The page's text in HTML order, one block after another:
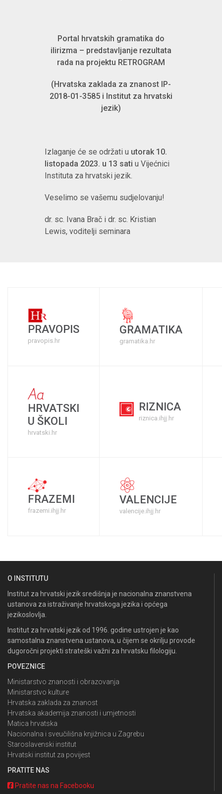
Portal hrvatskih gramatika do
ilirizma – predstavljanje rezultata
rada na projektu RETROGRAM
(Hrvatska zaklada za znanost IP-
2018-01-3585 i Institut za hrvatski
jezik)
Izlaganje će se održati u utorak 10.
listopada 2023. u 13 sati u Vijećnici
Instituta za hrvatski jezik.
Veselimo se vašemu sudjelovanju!
dr. sc. Ivana Brač i dr. sc. Kristian
Lewis, voditelji seminara
PRAVOPIS
pravopis.hr
GRAMATIKA
gramatika.hr
HRVATSKI
U ŠKOLI
hrvatski.hr
RIZNICA
riznica.ihjj.hr
FRAZEMI
frazemi.ihjj.hr
VALENCIJE
valencije.ihjj.hr
O INSTITUTU
Institut za hrvatski jezik središnja je nacionalna znanstvena
ustanova za istraživanje hrvatskoga jezika i općega
jezikoslovlja.
Institut za hrvatski jezik od 1996. godine ustrojen je kao
samostalna znanstvena ustanova, u čijem se okrilju provode
dugoročni projekti strateški važni za hrvatsku filologiju.
POVEZNICE
Ministarstvo znanosti i obrazovanja
Ministarstvo kulture
Hrvatska zaklada za znanost
Hrvatska akademija znanosti i umjetnosti
Matica hrvatska
Nacionalna i sveučilišna knjižnica u Zagrebu
Staroslavenski institut
Hrvatski institut za povijest
PRATITE NAS
Pratite nas na Facebooku